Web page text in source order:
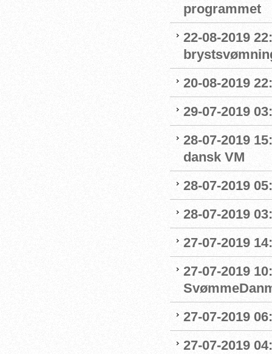
programmet
22-08-2019
20-08-2019
29-07-2019
28-07-2019
dansk VM
28-07-2019
28-07-2019
27-07-2019
27-07-2019
27-07-2019
27-07-2019